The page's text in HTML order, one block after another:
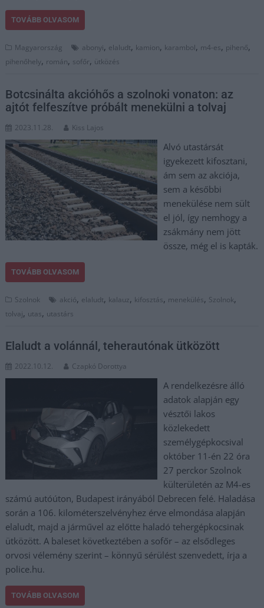
TOVÁBB OLVASOM
Magyarország abonyi, elaludt, kamion, karambol, m4-es, pihenő,
pihenőhely, román, sofőr, ütközés
Botcsinálta akcióhős a szolnoki vonaton: az
ajtót felfeszítve próbált menekülni a tolvaj
2023.11.28. Kiss Lajos
Alvó utastársát
igyekezett kifosztani,
ám sem az akciója,
sem a későbbi
menekülése nem sült
el jól, így nemhogy a
zsákmány nem jött
össze, még el is kapták.
TOVÁBB OLVASOM
Szolnok akció, elaludt, kalauz, kifosztás, menekülés, Szolnok,
tolvaj, utas, utastárs
Elaludt a volánnál, teherautónak ütközött
2022.10.12. Czapkó Dorottya
A rendelkezésre álló
adatok alapján egy
vésztői lakos
közlekedett
személygépkocsival
október 11-én 22 óra
27 perckor Szolnok
külterületén az M4-es
számú autóúton, Budapest irányából Debrecen felé. Haladása
során a 106. kilométerszelvényhez érve elmondása alapján
elaludt, majd a járművel az előtte haladó tehergépkocsinak
ütközött. A baleset következtében a sofőr – az elsődleges
orvosi vélemény szerint – könnyű sérülést szenvedett, írja a
police.hu.
TOVÁBB OLVASOM